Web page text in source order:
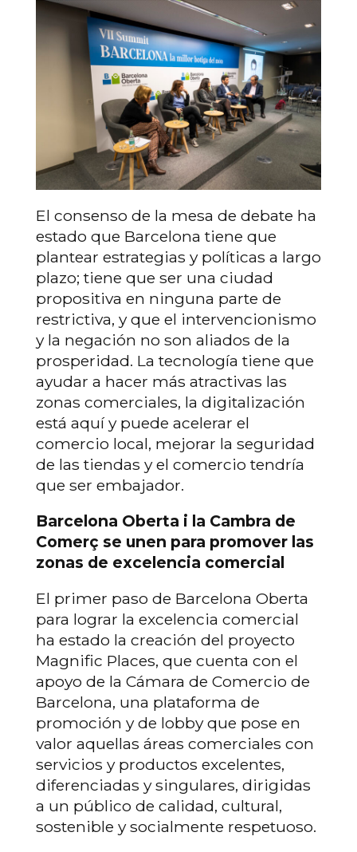
El consenso de la mesa de debate ha
estado que Barcelona tiene que
plantear estrategias y políticas a largo
plazo; tiene que ser una ciudad
propositiva en ninguna parte de
restrictiva, y que el intervencionismo
y la negación no son aliados de la
prosperidad. La tecnología tiene que
ayudar a hacer más atractivas las
zonas comerciales, la digitalización
está aquí y puede acelerar el
comercio local, mejorar la seguridad
de las tiendas y el comercio tendría
que ser embajador.
Barcelona Oberta i la Cambra de
Comerç se unen para promover las
zonas de excelencia comercial
El primer paso de Barcelona Oberta
para lograr la excelencia comercial
ha estado la creación del proyecto
Magnific Places, que cuenta con el
apoyo de la Cámara de Comercio de
Barcelona, una plataforma de
promoción y de lobby que pose en
valor aquellas áreas comerciales con
servicios y productos excelentes,
diferenciadas y singulares, dirigidas
a un público de calidad, cultural,
sostenible y socialmente respetuoso.